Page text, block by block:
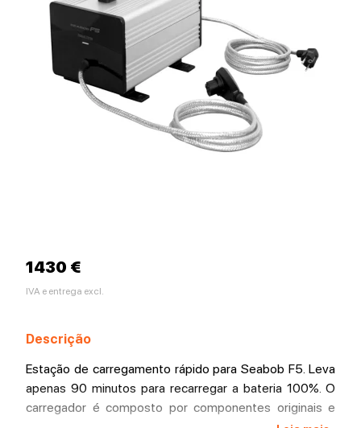
1430 €
IVA e entrega excl.
Descrição
Estação de carregamento rápido para Seabob F5. Leva
apenas 90 minutos para recarregar a bateria 100%. O
carregador é composto por componentes originais e